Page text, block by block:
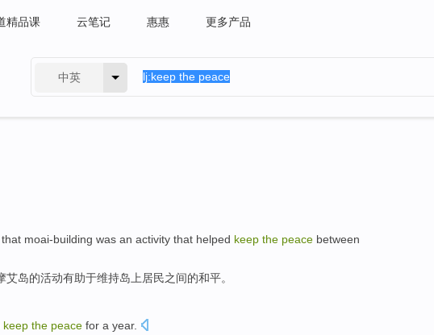
精品课 云笔记 惠惠 更多产品
中英
moai-building was an activity that helped keep the peace between
艾岛的活动有助于维持岛上居民之间的和平。
keep the peace for a year.